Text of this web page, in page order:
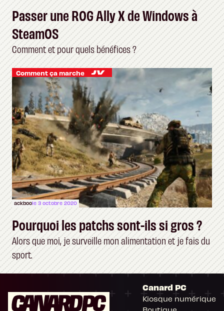
Passer une ROG Ally X de Windows à
SteamOS
Comment et pour quels bénéfices ?
Comment ça marche
ackboole 3 octobre 2020
Pourquoi les patchs sont-ils si gros ?
Alors que moi, je surveille mon alimentation et je fais du
sport.
Canard PC
Kiosque numérique